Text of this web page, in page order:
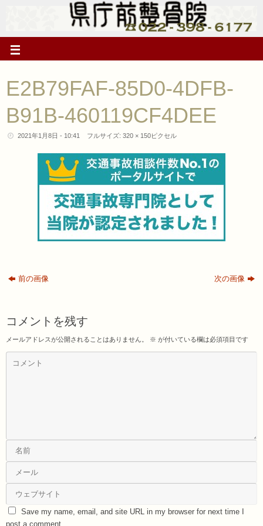
E2B79FAF-85D0-4DFB-
B91B-460119CF4DEE
2021年1月8日 - 10:41 フルサイズ: 320 × 150ピクセル
前の画像 次の画像
コメントを残す
メールアドレスが公開されることはありません。 ※ が付いている欄は必須項目です
Save my name, email, and site URL in my browser for next time I
post a comment.